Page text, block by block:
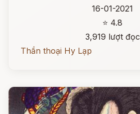
16-01-2021
⭐ 4.8
3,919 lượt đọc
Thần thoại Hy Lạp